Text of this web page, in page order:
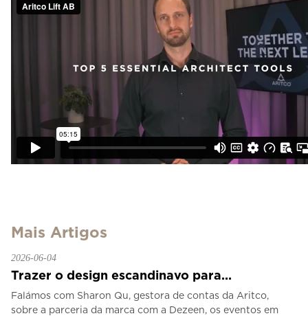
Mais Artigos
2026-06-04
Trazer o design escandinavo para...
Falámos com Sharon Qu, gestora de contas da Aritco,
sobre a parceria da marca com a Dezeen, os eventos em